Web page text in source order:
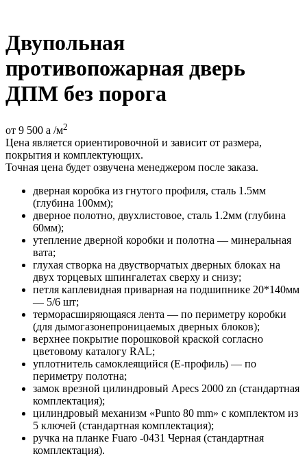
Двупольная
противопожарная дверь
ДПМ без порога
от 9 500 a /м2
Цена является ориентировочной и зависит от размера,
покрытия и комплектующих.
Точная цена будет озвучена менеджером после заказа.
дверная коробка из гнутого профиля, сталь 1.5мм
(глубина 100мм);
дверное полотно, двухлистовое, сталь 1.2мм (глубина
60мм);
утепление дверной коробки и полотна — минеральная
вата;
глухая створка на двустворчатых дверных блоках на
двух торцевых шпингалетах сверху и снизу;
петля каплевидная приварная на подшипнике 20*140мм
— 5/6 шт;
терморасширяющаяся лента — по периметру коробки
(для дымогазонепроницаемых дверных блоков);
верхнее покрытие порошковой краской согласно
цветовому каталогу RAL;
уплотнитель самоклеящийся (E-профиль) — по
периметру полотна;
замок врезной цилиндровый Apecs 2000 zn (стандартная
комплектация);
цилиндровый механизм «Punto 80 mm» с комплектом из
5 ключей (стандартная комплектация);
ручка на планке Fuaro -0431 Черная (стандартная
комплектация).